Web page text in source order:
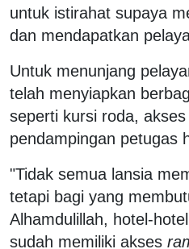
untuk istirahat supaya
dan mendapatkan
Untuk menunjang
telah menyiapkan
seperti kursi roda,
pendampingan petugas
"Tidak semua lansia
tetapi bagi yang
Alhamdulillah, hotel-
sudah memiliki akses